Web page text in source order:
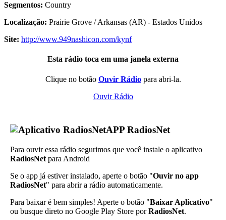
Segmentos: Country
Localização: Prairie Grove / Arkansas (AR) - Estados Unidos
Site: http://www.949nashicon.com/kynf
Esta rádio toca em uma janela externa
Clique no botão Ouvir Rádiopara abri-la.
Ouvir Rádio
APP RadiosNet
Para ouvir essa rádio segurimos que você instale o aplicativo
RadiosNet para Android
Se o app já estiver instalado, aperte o botão "Ouvir no app
RadiosNet" para abrir a rádio automaticamente.
Para baixar é bem simples! Aperte o botão "Baixar Aplicativo"
ou busque direto no Google Play Store porRadiosNet.